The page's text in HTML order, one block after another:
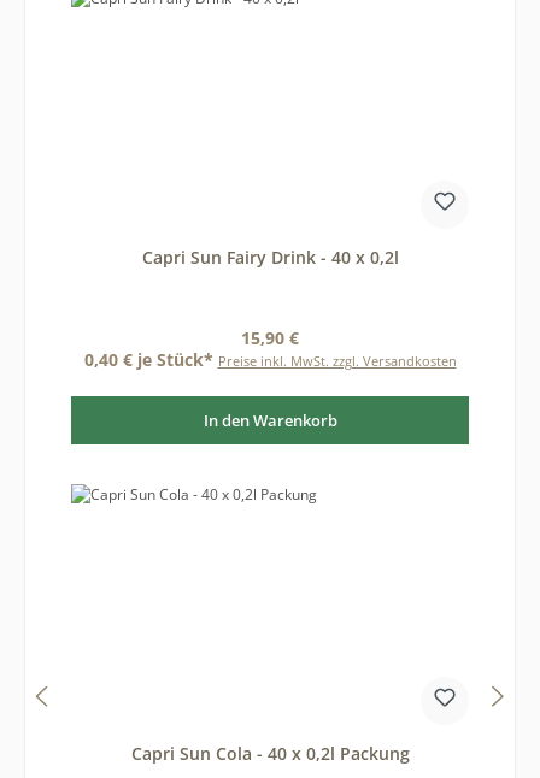
Capri Sun Fairy Drink - 40 x 0,2l
Regulärer Preis:
15,90 €
0,40 € je Stück* Preise inkl. MwSt. zzgl. Versandkosten
In den Warenkorb
Capri Sun Cola - 40 x 0,2l Packung